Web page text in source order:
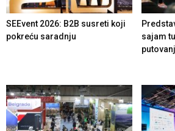
SEEvent 2026: B2B susreti koji
pokreću saradnju
sajam